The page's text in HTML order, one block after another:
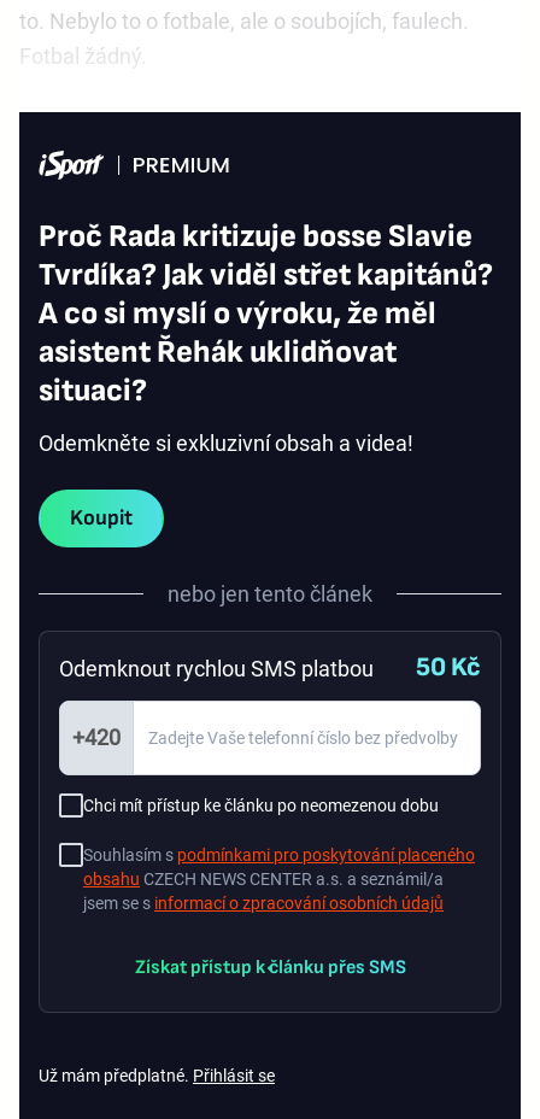
to. Nebylo to o fotbale, ale o soubojích, faulech.
Fotbal žádný.
Proč Rada kritizuje bosse Slavie
Tvrdíka? Jak viděl střet kapitánů?
A co si myslí o výroku, že měl
asistent Řehák uklidňovat
situaci?
Odemkněte si exkluzivní obsah a videa!
Koupit
nebo jen tento článek
Odemknout rychlou SMS platbou 50 Kč
+420
Chci mít přístup ke článku po neomezenou dobu
Souhlasím s podmínkami pro poskytování placeného
obsahu CZECH NEWS CENTER a.s. a seznámil/a
jsem se s informací o zpracování osobních údajů
Získat přístup k článku přes SMS
Už mám předplatné. Přihlásit se